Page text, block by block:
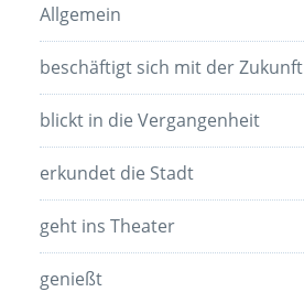
Allgemein
beschäftigt sich mit der Zukunft
blickt in die Vergangenheit
erkundet die Stadt
geht ins Theater
genießt